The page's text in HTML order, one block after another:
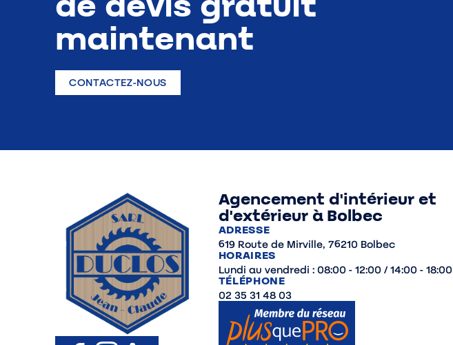
maintenant
CONTACTEZ-NOUS
Agencement d'intérieur et
d'extérieur à Bolbec
ADRESSE
619 Route de Mirville, 76210 Bolbec
HORAIRES
Lundi au vendredi : 08:00 - 12:00 / 14:00 - 18:00
TÉLÉPHONE
02 35 31 48 03